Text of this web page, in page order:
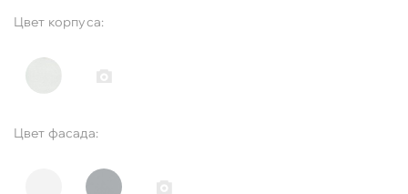
Цвет корпуса:
Цвет фасада: